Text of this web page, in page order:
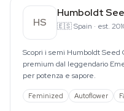
HS
Humboldt
🇪🇸Spain · est.
Scopri i semi Humboldt Seed
premium dal leggendario
per potenza e sapore.
Feminized Autoflower